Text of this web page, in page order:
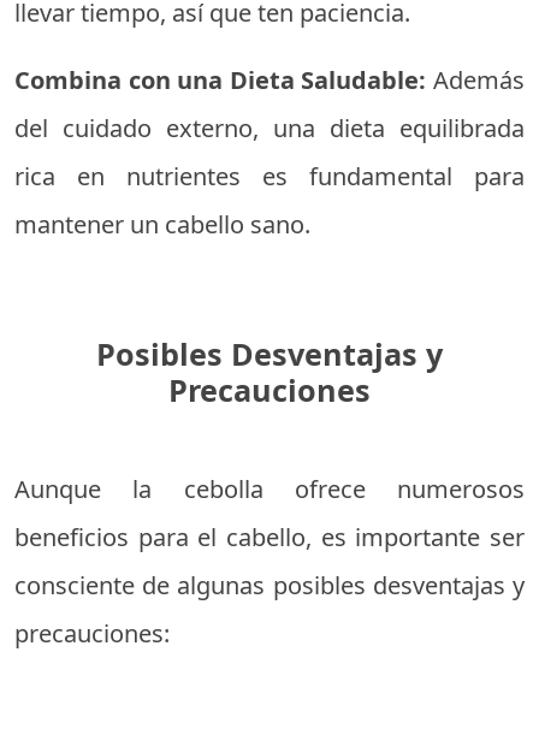
llevar tiempo, así que ten paciencia.
Combina con una Dieta Saludable: Además
del cuidado externo, una dieta equilibrada
rica en nutrientes es fundamental para
mantener un cabello sano.
Posibles Desventajas y
Precauciones
Aunque la cebolla ofrece numerosos
beneficios para el cabello, es importante ser
consciente de algunas posibles desventajas y
precauciones: